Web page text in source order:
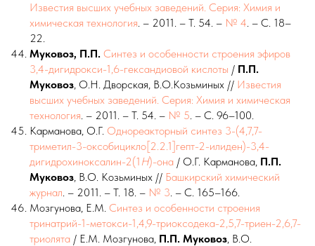
Известия высших учебных заведений. Серия: Химия и
химическая технология. – 2011. – Т. 54. – № 4. – С. 18–
22.
Муковоз, П.П. Синтез и особенности строения эфиров
3,4-дигидрокси-1,6-гександиовой кислоты / П.П.
Муковоз, О.Н. Дворская, В.О.Козьминых // Известия
высших учебных заведений. Серия: Химия и химическая
технология. – 2011. – Т. 54. – № 5. – С. 96–100.
Карманова, О.Г. Однореакторный синтез 3-(4,7,7-
триметил-3-оксобицикло[2.2.1]гепт-2-илиден)-3,4-
дигидрохиноксалин-2(1 H)-она / О.Г. Карманова, П.П.
Муковоз, В.О. Козьминых // Башкирский химический
журнал. – 2011. – Т. 18. – № 3. – С. 165–166.
Мозгунова, Е.М. Синтез и особенности строения
тринатрий-1-метокси-1,4,9-триоксодека-2,5,7-триен-2,6,7-
триолята / Е.М. Мозгунова, П.П. Муковоз, В.О.